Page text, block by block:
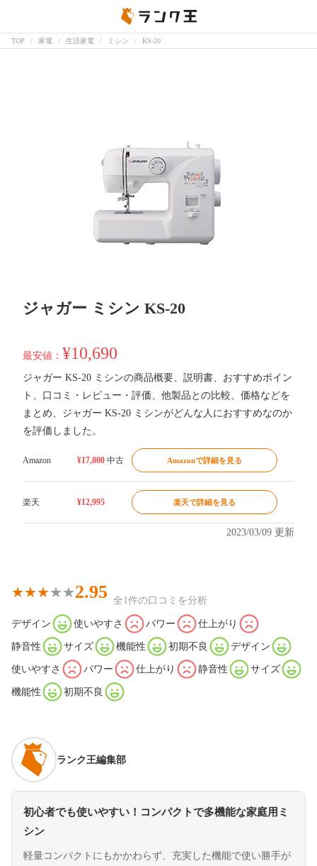
TOP 家電 生活家電 ミシン KS-20
ジャガー ミシン KS-20
最安値： ¥10,690
ジャガー KS-20 ミシンの商品概要、説明書、おすすめポイン
ト、口コミ・レビュー・評価、他製品との比較、価格などを
まとめ、ジャガー KS-20 ミシンがどんな人におすすめなのか
を評価しました。
Amazon ¥17,800 中古 Amazonで詳細を見る
楽天 ¥12,995 楽天で詳細を見る
2023/03/09 更新
2.95 全1件の口コミを分析
デザイン 使いやすさ パワー 仕上がり
静音性 サイズ 機能性 初期不良 デザイン
使いやすさ パワー 仕上がり 静音性 サイズ
機能性 初期不良
ランク王編集部
初心者でも使いやすい！コンパクトで多機能な家庭用ミ
シン
軽量コンパクトにもかかわらず、充実した機能で使い勝手が